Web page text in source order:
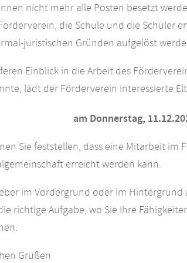
nicht mehr alle Posten besetzt
die Schule und die Schüler
juristischen Gründen aufgelöst
Einblick in die Arbeit des
lädt der Förderverein interessierte
am Donnerstag,
Sie feststellen, dass eine Mitarbeit
erreicht werden kann.
im Vordergrund oder im
richtige Aufgabe, wo Sie Ihre
Grüßen